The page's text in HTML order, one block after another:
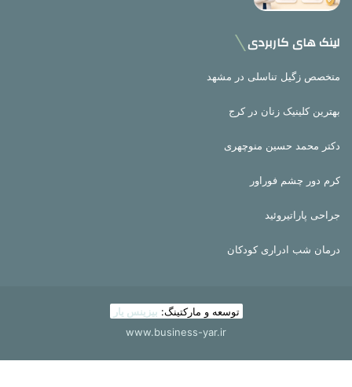
لینک های کاربردی
متخصص زگیل تناسلی در مشهد
بهترین کلینیک زنان در کرج
دکتر محمد حسین منوچهری
کرم دور چشم فوراور
جراحی پاراتیروئید
درمان شب ادراری کودکان
توسعه و مارکتینگ: بیزینس یار
www.business-yar.ir